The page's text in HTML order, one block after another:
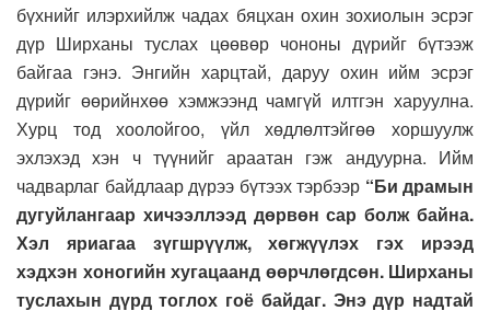
бүхнийг илэрхийлж чадах бяцхан охин зохиолын эсрэг
дүр Ширханы туслах цөөвөр чононы дүрийг бүтээж
байгаа гэнэ. Энгийн харцтай, даруу охин ийм эсрэг
дүрийг өөрийнхөө хэмжээнд чамгүй илтгэн харуулна.
Хурц тод хоолойгоо, үйл хөдлөлтэйгөө хоршуулж
эхлэхэд хэн ч түүнийг араатан гэж андуурна. Ийм
чадварлаг байдлаар дүрээ бүтээх тэрбээр “Би драмын
дугуйлангаар хичээллээд дөрвөн сар болж байна.
Хэл яриагаа зүгшрүүлж, хөгжүүлэх гэх ирээд
хэдхэн хоногийн хугацаанд өөрчлөгдсөн. Ширханы
туслахын дүрд тоглох гоё байдаг. Энэ дүр надтай